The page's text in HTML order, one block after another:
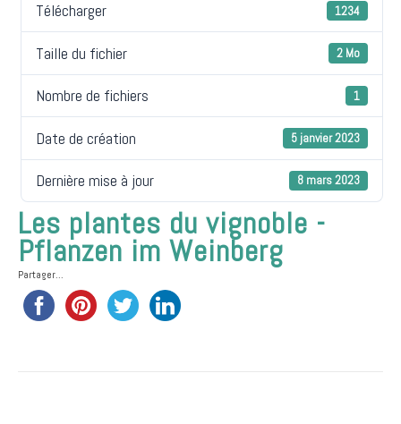
Télécharger 1234
Taille du fichier 2 Mo
Nombre de fichiers 1
Date de création 5 janvier 2023
Dernière mise à jour 8 mars 2023
Les plantes du vignoble -
Pflanzen im Weinberg
Partager...